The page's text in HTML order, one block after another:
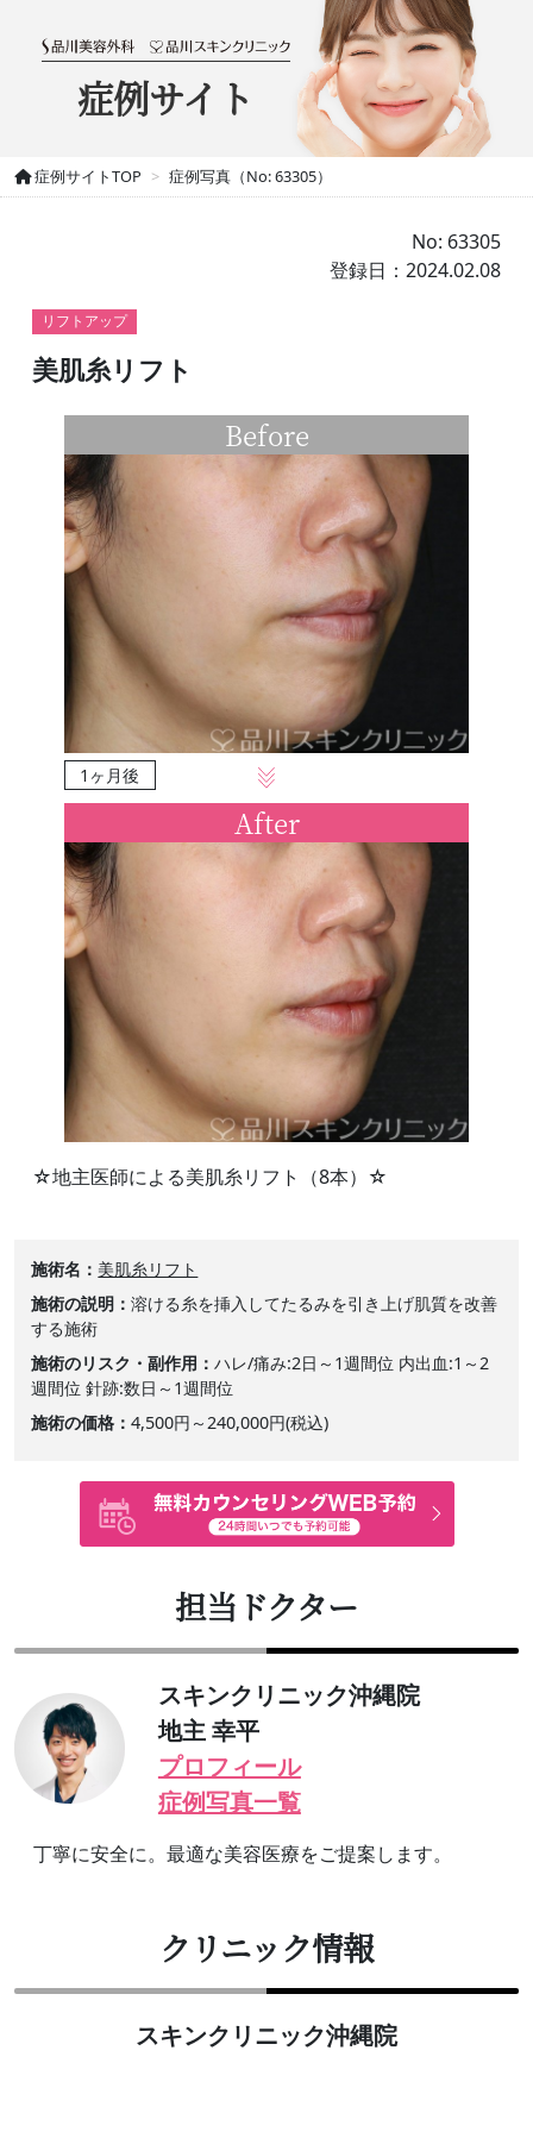
症例サイト
症例サイトTOP 症例写真（No: 63305）
No: 63305
登録日：2024.02.08
リフトアップ
美肌糸リフト
Before
1ヶ月後
After
☆地主医師による美肌糸リフト（8本）☆
施術名
美肌糸リフト
施術の説明
溶ける糸を挿入してたるみを引き上げ肌質を改善
する施術
施術のリスク・副作用
ハレ/痛み:2日～1週間位 内出血:1～2
週間位 針跡:数日～1週間位
施術の価格
4,500円～240,000円(税込)
担当ドクター
スキンクリニック沖縄院
地主 幸平
プロフィール
症例写真一覧
丁寧に安全に。最適な美容医療をご提案します。
クリニック情報
スキンクリニック沖縄院